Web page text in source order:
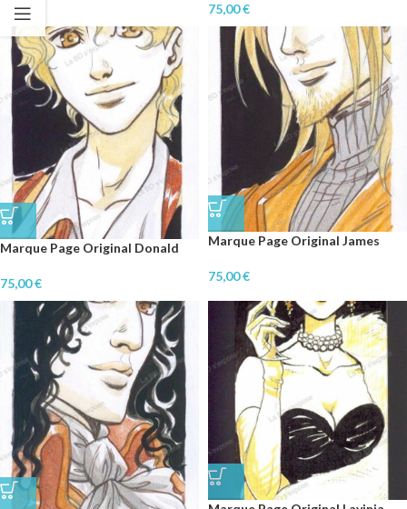
75,00€
Marque Page Original Donald
75,00€
Marque Page Original James
75,00€